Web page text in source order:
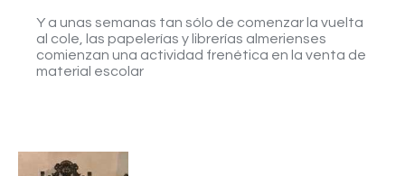
Y a unas semanas tan sólo de comenzar la vuelta
al cole, las papelerías y librerías almerienses
comienzan una actividad frenética en la venta de
material escolar